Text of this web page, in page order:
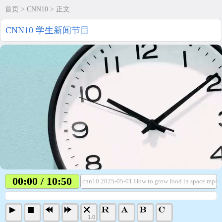
首页 > CNN10 > 正文
CNN10 学生新闻节目
00:00 / 10:50 cnn10 2025-05-01 How to grow food in space.mp4
1.0